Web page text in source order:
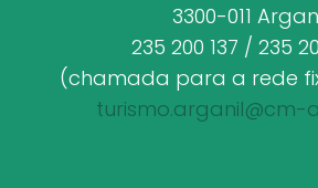
3300-011
235 200 137 / 235
(chamada para a rede
turismo.arganil@cm-